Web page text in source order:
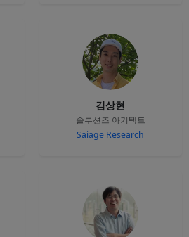
김상현
솔루션즈 아키텍트
Saiage Research